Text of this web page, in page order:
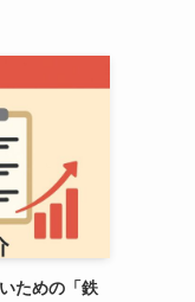
ための「鉄